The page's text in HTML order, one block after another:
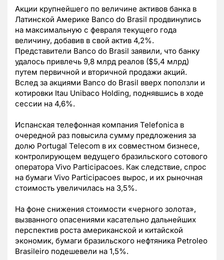
Акции крупнейшего по величине активов банка в
Латинской Америке Banco do Brasil продвинулись
на максимальную с февраля текущего года
величину, добавив в свой актив 4,2%.
Представители Banco do Brasil заявили, что банку
удалось привлечь 9,8 млрд реалов ($5,4 млрд)
путем первичной и вторичной продажи акций.
Вслед за акциями Banco do Brasil вверх поползли и
котировки Itau Unibaco Holding, поднявшись в ходе
сессии на 4,6%.
Испанская телефонная компания Telefonica в
очередной раз повысила сумму предложения за
долю Portugal Telecom в их совместном бизнесе,
контролирующем ведущего бразильского сотового
оператора Vivo Participacoes. Как следствие, спрос
на бумаги Vivo Participacoes вырос, и их рыночная
стоимость увеличилась на 3,5%.
На фоне снижения стоимости «черного золота»,
вызванного опасениями касательно дальнейших
перспектив роста американской и китайской
экономик, бумаги бразильского нефтяника Petroleo
Brasileiro подешевели на 1,5%.